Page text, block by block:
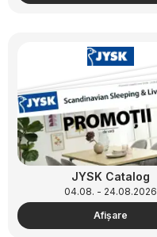
JYSK Catalog
04.08. - 24.08.2026
Afişare